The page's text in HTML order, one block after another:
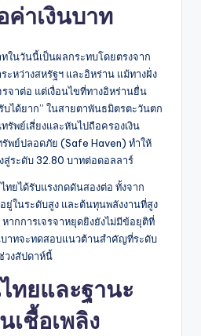
าเงินบาท
ในวันนี้เป็นผลกระทบโดยตรงจาก
ะหว่างสหรัฐฯ และอิหร่าน แม้ทางฝั่ง
จาต่อ แต่เงื่อนไขที่ทางอิหร่านยื่น
ได้ยาก” ในสายตาพันธมิตรตะวันตก
รัพย์เสี่ยงและหันไปถือครองเงิน
พย์ปลอดภัย (Safe Haven) ทำให้
สู่ระดับ 32.80 บาทต่อดอลลาร์
ทยได้รับแรงกดดันสองต่อ ทั้งจาก
ยู่ในระดับสูง และต้นทุนพลังงานที่สูง
ากการเจรจาหยุดยิงยังไม่มีข้อยุติที่
บาทจะทดสอบแนวต้านสำคัญที่ระดับ
วงสัปดาห์นี้
ทยและฐานะ
ชื้อเพลิง